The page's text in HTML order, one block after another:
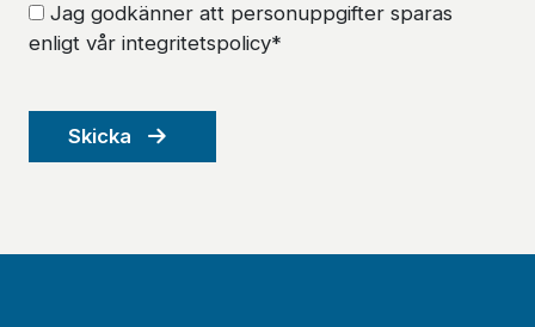
Jag godkänner att personuppgifter sparas
enligt vår integritetspolicy*
Skicka